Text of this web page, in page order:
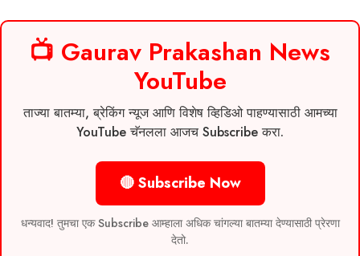
📺 Gaurav Prakashan News
YouTube
ताज्या बातम्या, ब्रेकिंग न्यूज आणि विशेष व्हिडिओ पाहण्यासाठी आमच्या
YouTube चॅनलला आजच Subscribe करा.
🔴 Subscribe Now
धन्यवाद! तुमचा एक Subscribe आम्हाला अधिक चांगल्या बातम्या देण्यासाठी प्रेरणा
देतो.